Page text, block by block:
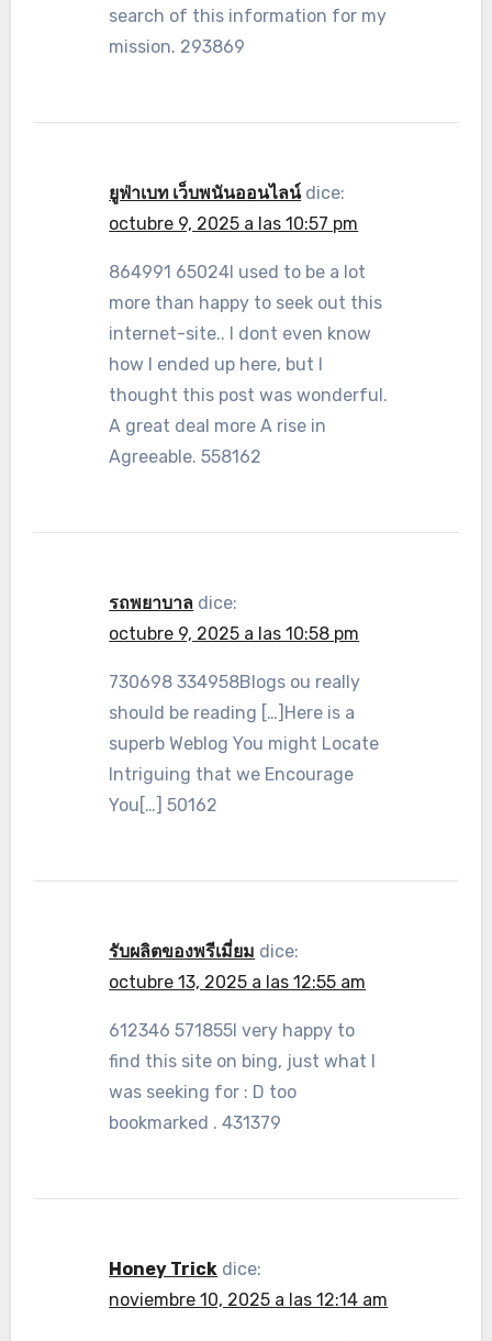
search of this information for my
mission. 293869
ยูฟ่าเบท เว็บพนันออนไลน์ dice:
octubre 9, 2025 a las 10:57 pm
864991 65024I used to be a lot
more than happy to seek out this
internet-site.. I dont even know
how I ended up here, but I
thought this post was wonderful.
A great deal more A rise in
Agreeable. 558162
รถพยาบาล dice:
octubre 9, 2025 a las 10:58 pm
730698 334958Blogs ou really
should be reading […]Here is a
superb Weblog You might Locate
Intriguing that we Encourage
You[…] 50162
รับผลิตของพรีเมี่ยม dice:
octubre 13, 2025 a las 12:55 am
612346 571855I very happy to
find this site on bing, just what I
was seeking for : D too
bookmarked . 431379
Honey Trick dice:
noviembre 10, 2025 a las 12:14 am